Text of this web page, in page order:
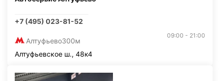
+7 (495) 023-81-52
Алтуфьево300м
09:00 - 21:00
Алтуфьевское ш., 48к4